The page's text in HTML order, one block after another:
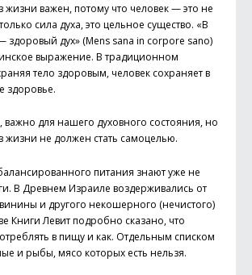
жизни важен, потому что человек — это не
сила духа, это цельное существо. «В
здоровый дух» (Mens sana in corpore sano)
выражение. В традиционном
тело здоровым, человек сохраняет в
здоровье.
для нашего духовного состояния, но
жизни не должен стать самоцелью.
питания знают уже не
В Древнем Израиле воздерживались от
и другого некошерного (нечистого)
Книги Левит подробно сказано, что
в пищу и как. Отдельным списком
и рыбы, мясо которых есть нельзя.